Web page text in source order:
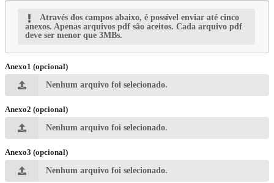
Através dos campos abaixo, é possível enviar até cinco
anexos. Apenas arquivos pdf são aceitos. Cada arquivo pdf
deve ser menor que 3MBs.
Anexo1 (opcional)
Nenhum arquivo foi selecionado.
Anexo2 (opcional)
Nenhum arquivo foi selecionado.
Anexo3 (opcional)
Nenhum arquivo foi selecionado.